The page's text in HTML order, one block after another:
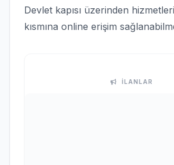
Devlet kapısı üzerinden
kısmına online erişim
İLANLAR